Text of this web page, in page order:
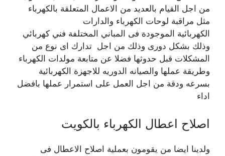
من اجل القيام بالعديد من الاعمال المتعلقة بالكهرباء
مثل مراقبة لوحات الكهرباء والدارات
الكهربائية الموجودة فى المباني المختلفة فني كهربائي
وذلك بشكل دورى وذلك من اجل تدارك اى نوع من
المشكلات قبل حدوثها فضلا عن متابعة مولدات الكهرباء
وطريقة عملها والصيانه الدوريه للاجهزة الكهربائية
بسرعه ودقة من اجل العمل على استمرار عملها بافضل
اداء
اصلاح اعطال الكهرباء بالكويت
ولدينا ايضا من يقومون بعملية اصلاح الاعطال فى